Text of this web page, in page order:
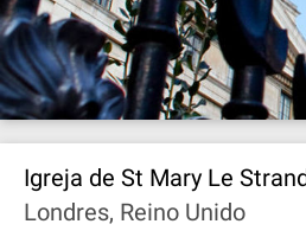
Igreja de St Mary Le
Londres, Reino Unido